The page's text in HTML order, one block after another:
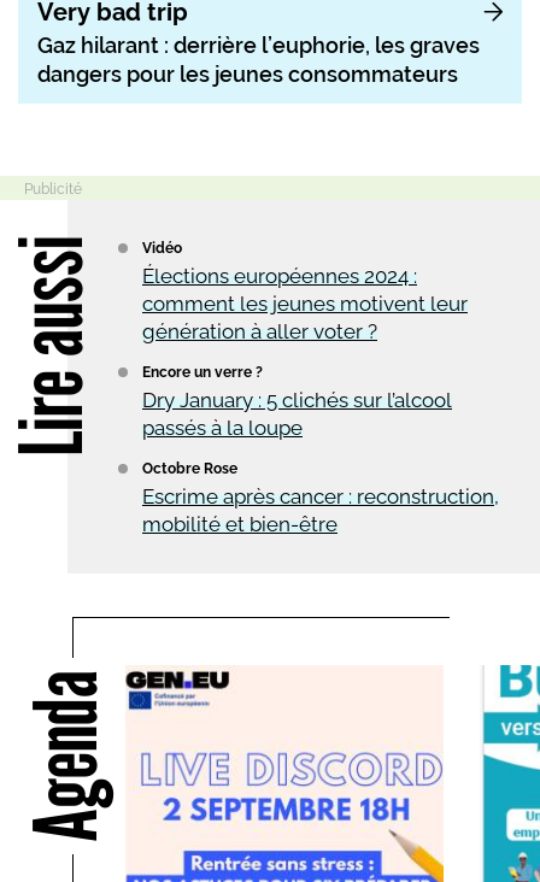
Very bad trip
Gaz hilarant : derrière l’euphorie, les graves
dangers pour les jeunes consommateurs
Vidéo
Élections européennes 2024 :
comment les jeunes motivent leur
génération à aller voter ?
Encore un verre ?
Dry January : 5 clichés sur l’alcool
passés à la loupe
Octobre Rose
Escrime après cancer : reconstruction,
mobilité et bien-être
Agenda